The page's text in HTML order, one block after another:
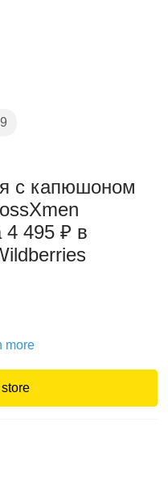
с капюшоном
4 495 ₽ в
more